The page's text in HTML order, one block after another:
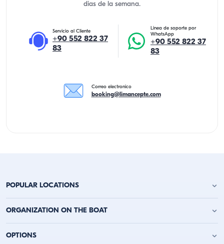
dias de la semana.
Servicio al Cliente
+90 552 822 37
83
Linea de soporte por
WhatsApp
+90 552 822 37
83
Correo electronico
booking@limancepte.com
POPULAR LOCATIONS
Alquiler de Yates en Antalya
Alquiler de Yates en Kaş
ORGANIZATION ON THE BOAT
Fiesta de Cumpleaños en Yate
OPTIONS